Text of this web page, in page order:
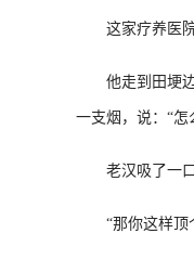
这家疗养医院
他走到田埂边
一支烟，说：“怎
老汉吸了一口
“那你这样顶个